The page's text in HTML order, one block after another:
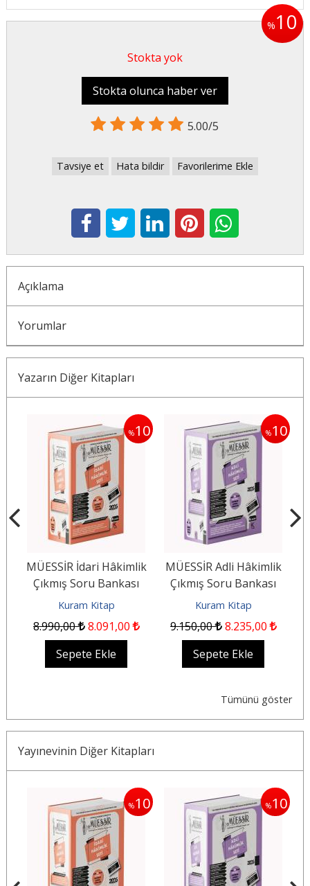
%10
Stokta yok
Stokta olunca haber ver
5.00/5
Tavsiye et Hata bildir Favorilerime Ekle
Açıklama
Yorumlar
Yazarın Diğer Kitapları
%10
MÜESSİR İdari Hâkimlik
Çıkmış Soru Bankası
Seti - 2026
Kuram Kitap
8.990,00 8.091,00
Sepete Ekle
%10
MÜESSİR Adli Hâkimlik
Çıkmış Soru Bankası
Seti - 2026
Kuram Kitap
9.150,00 8.235,00
Sepete Ekle
Tümünü göster
Yayınevinin Diğer Kitapları
%10 %10